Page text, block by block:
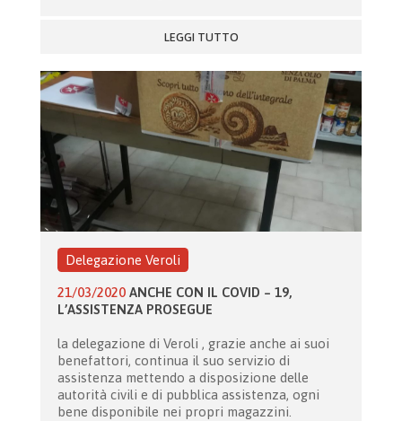
LEGGI TUTTO
Delegazione Veroli
21/03/2020 ANCHE CON IL COVID – 19,
L’ASSISTENZA PROSEGUE
la delegazione di Veroli , grazie anche ai suoi
benefattori, continua il suo servizio di
assistenza mettendo a disposizione delle
autorità civili e di pubblica assistenza, ogni
bene disponibile nei propri magazzini.